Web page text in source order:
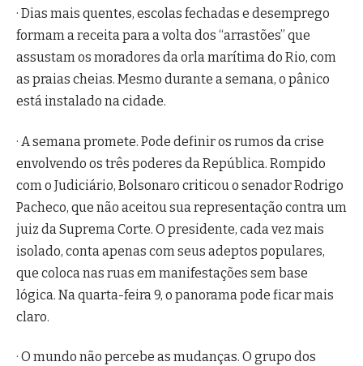
· Dias mais quentes, escolas fechadas e desemprego
formam a receita para a volta dos “arrastões” que
assustam os moradores da orla marítima do Rio, com
as praias cheias. Mesmo durante a semana, o pânico
está instalado na cidade.
· A semana promete. Pode definir os rumos da crise
envolvendo os três poderes da República. Rompido
com o Judiciário, Bolsonaro criticou o senador Rodrigo
Pacheco, que não aceitou sua representação contra um
juiz da Suprema Corte. O presidente, cada vez mais
isolado, conta apenas com seus adeptos populares,
que coloca nas ruas em manifestações sem base
lógica. Na quarta-feira 9, o panorama pode ficar mais
claro.
· O mundo não percebe as mudanças. O grupo dos